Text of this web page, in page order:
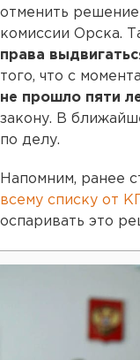
отменить
комиссии Орска.
права
того, что с момента
не прошло пяти
закону. В
по делу.
Напомним, ранее
всему списку от
оспаривать это